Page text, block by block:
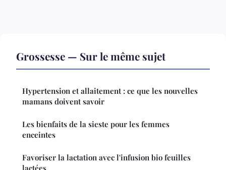
Grossesse — Sur le même sujet
Hypertension et allaitement : ce que les nouvelles
mamans doivent savoir
Les bienfaits de la sieste pour les femmes
enceintes
Favoriser la lactation avec l'infusion bio feuilles
lactées